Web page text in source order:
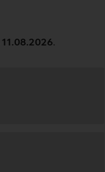
11.08.2026